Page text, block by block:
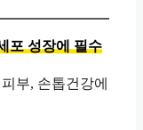
포 성장에 필수
부, 손톱건강에